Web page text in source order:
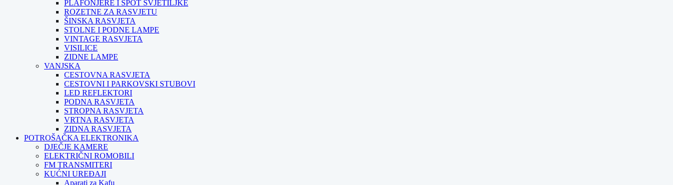
PLAFONJERE I SPOT SVJETILJKE
ROZETNE ZA RASVJETU
ŠINSKA RASVJETA
STOLNE I PODNE LAMPE
VINTAGE RASVJETA
VISILICE
ZIDNE LAMPE
VANJSKA
CESTOVNA RASVJETA
CESTOVNI I PARKOVSKI STUBOVI
LED REFLEKTORI
PODNA RASVJETA
STROPNA RASVJETA
VRTNA RASVJETA
ZIDNA RASVJETA
POTROŠAČKA ELEKTRONIKA
DJEČJE KAMERE
ELEKTRIČNI ROMOBILI
FM TRANSMITERI
KUĆNI UREĐAJI
Aparati za Kafu